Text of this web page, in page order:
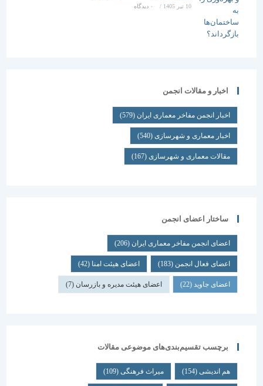
/ ۰ دیدگاه
اخبار و مقالات انجمن
اخبار انجمن مفاخر معماری ایران (579)
اخبار معماری و شهرسازی(540)
مقالات معماری و شهرسازی(167)
ساختار اعضای انجمن
اعضای انجمن مفاخر معماری ایران (206)
اعضای فعال انجمن(183) اعضای هیئت امنا(42)
اعضای جاوید(22) اعضای هیئت مدیره و بازرسان(7)
برچسب تقسیم‌بندی‌های موضوعی مقالات
هم اندیشی (154) میراث فرهنگی (109)